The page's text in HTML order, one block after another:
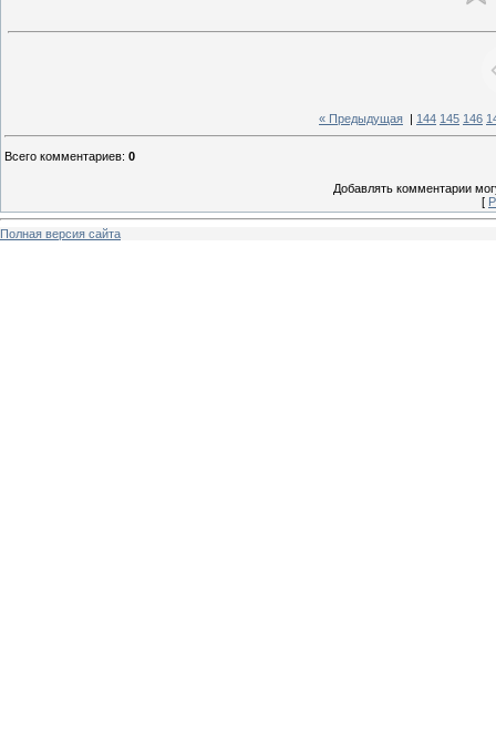
« Предыдущая 144 145 146
Всего комментариев: 0
Добавлять комментарии
[
Полная версия сайта